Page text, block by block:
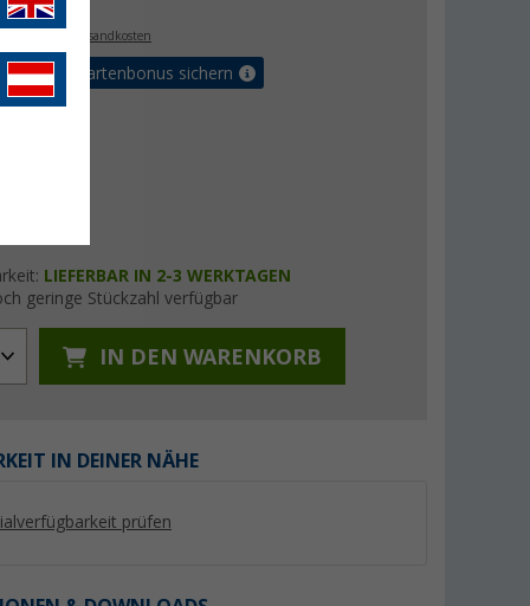
zzgl. Versandkosten
Vorteilskartenbonus sichern
LIEFERBAR IN 2-3 WERKTAGEN
geringe Stückzahl verfügbar
IN DEN WARENKORB
IN DEINER NÄHE
prüfen